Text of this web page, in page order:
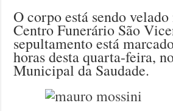
O corpo está sendo
Centro Funerário São
sepultamento está
horas desta quarta-feira,
Municipal da Saudade.